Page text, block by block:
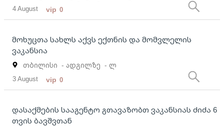
4 August vip 0
მოხუცთა სახლს აქვს ექთნის და მომვლელის
ვაკანსია
თბილისი - ადგილზე - ლ
3 August vip 0
დასაქმების სააგენტო გთავაზობთ ვაკანსიას ძიძა 6
თვის ბავშვთან